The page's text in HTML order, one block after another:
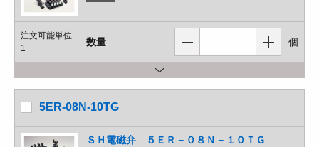
注文可能単位
1
数量 個
5ER-08N-10TG
ＳＨ電磁弁 ５ＥＲ－０８Ｎ－１０ＴＧ